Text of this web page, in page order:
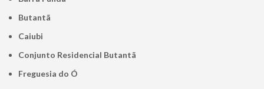
Butantã
Caiubi
Conjunto Residencial Butantã
Freguesia do Ó